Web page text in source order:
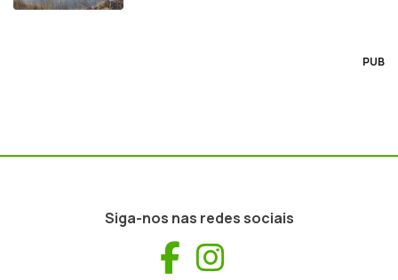
PUB
Siga-nos nas redes sociais
Facebook